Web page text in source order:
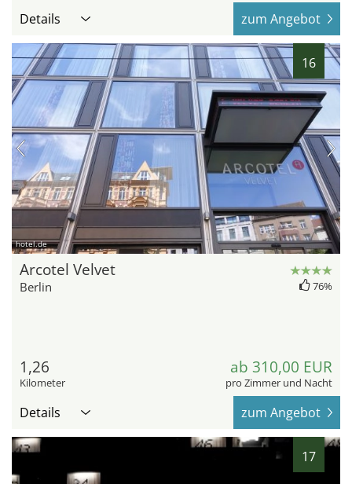
Details zum Angebot
16
hotel.de
Arcotel Velvet
Berlin 76%
1,26
Kilometer
ab 310,00 EUR
pro Zimmer und Nacht
Details zum Angebot
17